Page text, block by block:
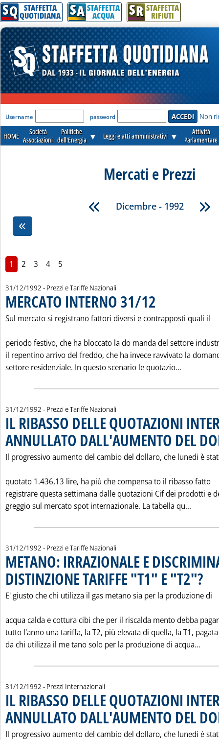
SQ STAFFETTA
QUOTIDIANA SA STAFFETTA
ACQUA SR STAFFETTA
RIFIUTI
'Modulo Login per accedere'
Username password Non
HOME
Società
Associazioni
Politiche
dell'Energia ▼ Leggi e atti amministrativi ▼
Attività
Parlamentare
Mercati e Prezzi
Dicembre - 1992
1 2 3 4 5
31/12/1992 - Prezzi e Tariffe Nazionali
MERCATO INTERNO 31/12
Sul mercato si registrano fattori diversi e contrapposti quali il
periodo festivo, che ha bloccato la do manda del settore
il repentino arrivo del freddo, che ha invece ravvivato la
settore residenziale. In questo scenario le quotazio...
31/12/1992 - Prezzi e Tariffe Nazionali
IL RIBASSO DELLE QUOTAZIONI
ANNULLATO DALL'AUMENTO DEL
Il progressivo aumento del cambio del dollaro, che lunedi è
quotato 1.436,13 lire, ha più che compensa to il ribasso fatto
registrare questa settimana dalle quotazioni Cif dei prodotti e
greggio sul mercato spot internazionale. La tabella qu...
31/12/1992 - Prezzi e Tariffe Nazionali
METANO: IRRAZIONALE E
DISTINZIONE TARIFFE "T1" E "T2"?.
E' giusto che chi utilizza il gas metano sia per la produzione di
acqua calda e cottura cibi che per il riscalda mento debba
tutto l'anno una tariffa, la T2, più elevata di quella, la T1, pagata
da chi utilizza il me tano solo per la produzione di acqua...
31/12/1992 - Prezzi Internazionali
IL RIBASSO DELLE QUOTAZIONI
ANNULLATO DALL'AUMENTO DEL
Il progressivo aumento del cambio del dollaro, che lunedi è